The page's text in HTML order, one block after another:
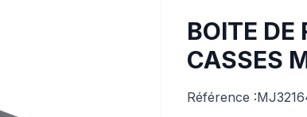
BOITE DE
CASSES
Référence